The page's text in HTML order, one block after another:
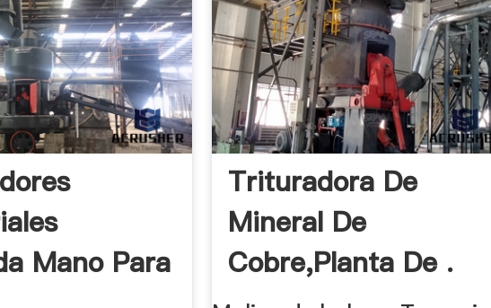
Mano Para
Trituradora De
Mineral De
Cobre,Planta De .